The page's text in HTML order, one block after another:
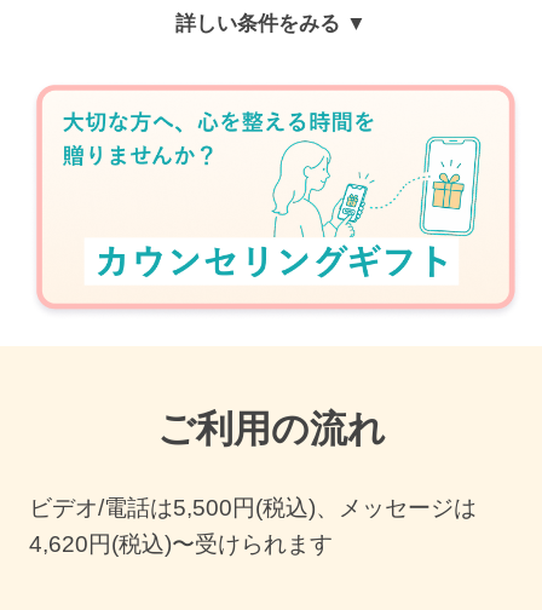
詳しい条件をみる ▼
ご利用の流れ
ビデオ/電話は5,500円(税込)、メッセージは
4,620円(税込)〜受けられます